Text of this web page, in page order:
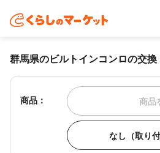
群馬県のビルトインコンロの交
商品： 商品
なし（取り